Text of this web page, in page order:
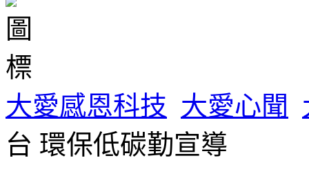
大愛感恩科技 大愛心聞
台 環保低碳勤宣導